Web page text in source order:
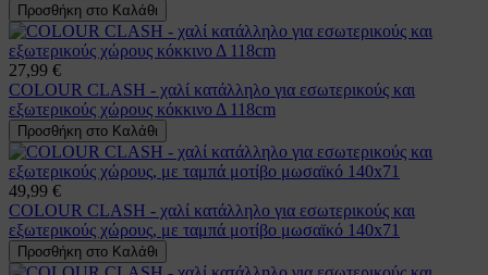
Προσθήκη στο Καλάθι
27,99 €
COLOUR CLASH - χαλί κατάλληλο για εσωτερικούς και
εξωτερικούς χώρους κόκκινο Δ 118cm
Προσθήκη στο Καλάθι
49,99 €
COLOUR CLASH - χαλί κατάλληλο για εσωτερικούς και
εξωτερικούς χώρους, με ταμπά μοτίβο μωσαϊκό 140x71
Προσθήκη στο Καλάθι